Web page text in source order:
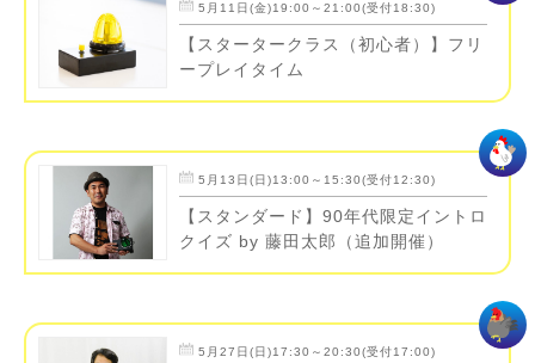
5月11日(金)19:00～21:00(受付18:30)
【スタータークラス（初心者）】フリ
ープレイタイム
5月13日(日)13:00～15:30(受付12:30)
【スタンダード】90年代限定イントロ
クイズ by 藤田太郎（追加開催）
5月27日(日)17:30～20:30(受付17:00)